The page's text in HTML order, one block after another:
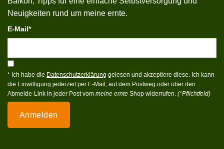
Neuigkeiten rund um meine ernte.
E-Mail*
* Ich habe die Datenschutzerklärung gelesen und akzeptiere diese. Ich kann
die Einwilligung jederzeit per E-Mail, auf dem Postweg oder über den
Abmelde-Link in jeder Post vom meine ernte Shop widerrufen. (*Pflichtfeld)
Anmelden